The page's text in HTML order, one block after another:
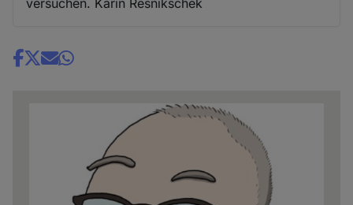
versuchen. Karin Resnikschek
Share